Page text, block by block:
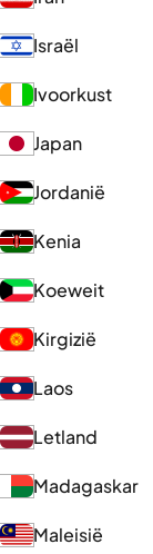
Israël
Ivoorkust
Japan
Jordanië
Kenia
Koeweit
Kirgizië
Laos
Letland
Madagaskar
Maleisië